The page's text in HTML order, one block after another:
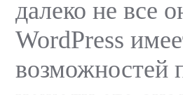
далеко не все
WordPress
возможностей